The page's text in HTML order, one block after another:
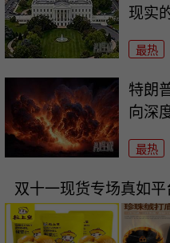
现实
最热
特朗
向深
最热
双十一现货专场真如平